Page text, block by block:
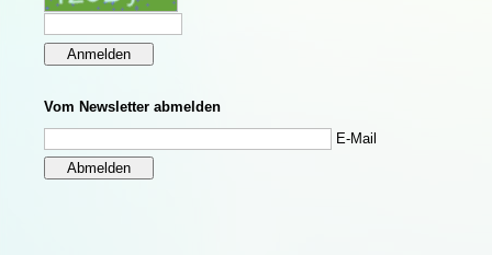
Vom Newsletter abmelden
E-Mail